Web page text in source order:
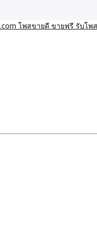
ที่ดิน อสั
สังหา รับโพสต์ประกาศขาย